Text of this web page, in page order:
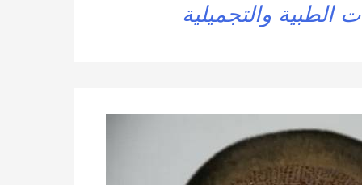
الطبية والتجميلية